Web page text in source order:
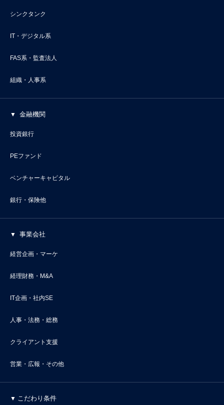
シンクタンク
IT・デジタル系
FAS系・監査法人
組織・人事系
金融機関
投資銀行
PEファンド
ベンチャーキャピタル
銀行・保険他
事業会社
経営企画・マーケ
経理財務・M&A
IT企画・社内SE
人事・法務・総務
クライアント支援
営業・広報・その他
こだわり条件